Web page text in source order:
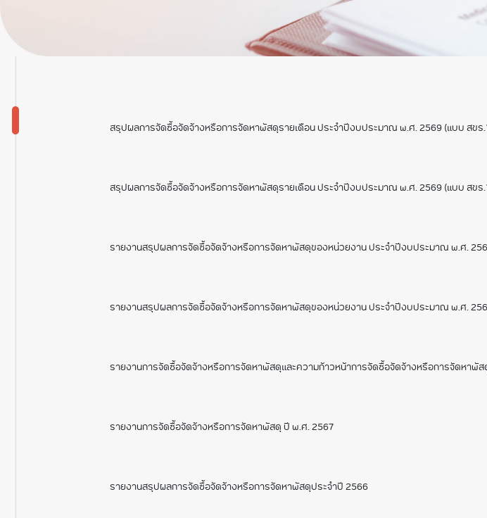
รายงานประจําปี
ภารกิจสำคัญ ปี 2567
ภารกิจสำคัญ ปี 2568
สรุปผลการจัดซื้อจัดจ้างหรือการจัดหาพัสดุรายเดือน ประจำปีงบประมาณ พ.ศ. 2569 (แบบ สขร
สรุปผลการจัดซื้อจัดจ้างหรือการจัดหาพัสดุรายเดือน ประจำปีงบประมาณ พ.ศ. 2569 (แบบ สขร
รายงานสรุปผลการจัดซื้อจัดจ้างหรือการจัดหาพัสดุของหน่วยงาน ประจำปีงบประมาณ พ.ศ.
รายงานสรุปผลการจัดซื้อจัดจ้างหรือการจัดหาพัสดุของหน่วยงาน ประจำปีงบประมาณ พ.ศ.
รายงานการจัดซื้อจัดจ้างหรือการจัดหาพัสดุและความก้าวหน้าการจัดซื้อจัดจ้างหรือการจัดหาพั
รายงานการจัดซื้อจัดจ้างหรือการจัดหาพัสดุ ปี พ.ศ. 2567
รายงานสรุปผลการจัดซื้อจัดจ้างหรือการจัดหาพัสดุประจำปี 2566